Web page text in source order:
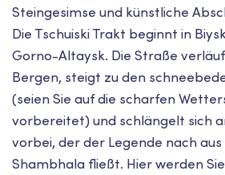
Steingesimse und künstliche
Die Tschuiski Trakt beginnt in
Gorno-Altaysk. Die Straße
Bergen, steigt zu den
(seien Sie auf die scharfen
vorbereitet) und schlängelt sich
vorbei, der der Legende nach
Shambhala fließt. Hier werden